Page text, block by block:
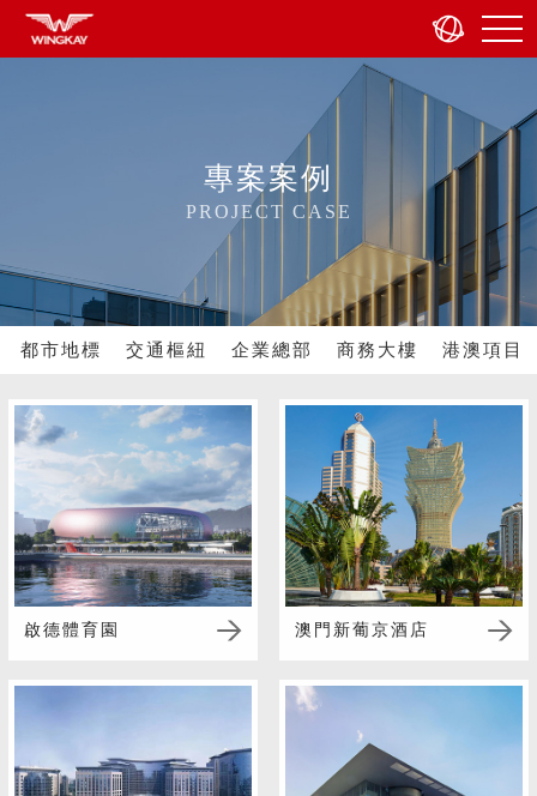
專案案例
PROJECT CASE
都市地標 交通樞紐 企業總部 商務大樓 港澳項目
啟德體育園 澳門新葡京酒店